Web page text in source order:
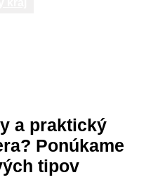
a praktický
Ponúkame
tipov